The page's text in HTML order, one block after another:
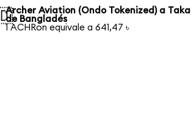
Archer Aviation (Ondo Tokenized) a Taka
de Bangladés
1 ACHRon equivale a 641,47 ৳